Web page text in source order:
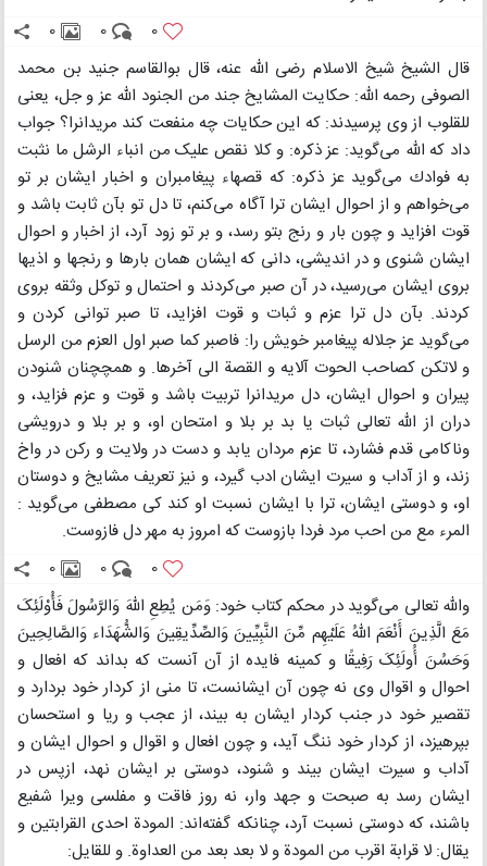
0
0
0
قال الشیخ شیخ الاسلام رضی اللّه عنه، قال بوالقاسم جنید بن محمد
الصوفی رحمه اللّه: حکایت المشایخ جند من الجنود اللّه عز و جل، یعنی
للقلوب از وی پرسیدند: که این حکایات چه منفعت کند مریدانرا؟ جواب
داد که اللّه می‌گوید: عز ذکره: و کلا نقص علیک من انباء الرشل ما نثبت
به فوادﻙ می‌گوید عز ذکره: که قصهاء پیغامبران و اخبار ایشان بر تو
می‌خواهم و از احوال ایشان ترا آگاه می‌کنم، تا دل تو بآن ثابت باشد و
قوت افزاید و چون بار و رنج بتو رسد، و بر تو زود آرد، از اخبار و احوال
ایشان شنوی و در اندیشی، دانی که ایشان همان بارها و رنجها و اذیها
بروی ایشان می‌رسید، در آن صبر می‌کردند و احتمال و توکل وثقه بروی
کردند. بآن دل ترا عزم و ثبات و قوت افزاید، تا صبر توانی کردن و
می‌گوید عز جلاله پیغامبر خویش را: فاصبر کما صبر اول العزم من الرسل
و لاتکن کصاحب الحوت آلایه و القصة الی آخرها. و همچچنان شنودن
پیران و احوال ایشان، دل مریدانرا تربیت باشد و قوت و عزم فزاید، و
دران از اللّه تعالی ثبات یا بد بر بلا و امتحان او، و بر بلا و درویشی
وناکامی قدم فشارد، تا عزم مردان یابد و دست در ولایت و رکن در واخ
زند، و از آداب و سیرت ایشان ادب گیرد، و نیز تعریف مشایخ و دوستان
او، و دوستی ایشان، ترا با ایشان نسبت او کند کی مصطفی می‌گوید :
المرء مع من احب مرد فردا بازوست که امروز به مهر دل فازوست.
0
0
0
واللّه تعالی می‌گوید در محکم کتاب خود: وَمَن یُطِعِ اللّهَ وَالرَّسُولَ فَأُوْلَئِکَ
مَعَ الَّذِینَ أَنْعَمَ اللّهُ عَلَیْهِم مِّنَ النَّبِیِّینَ وَالصِّدِّیقِینَ وَالشُّهَدَاء وَالصَّالِحِینَ
وَحَسُنَ أُولَئِکَ رَفِیقًا و کمینه فایده از آن آنست که بداند که افعال و
احوال و اقوال وی نه چون آن ایشانست، تا منی از کردار خود بردارد و
تقصیر خود در جنب کردار ایشان به بیند، از عجب و ریا و استحسان
بپرهیزد، از کردار خود ننگ آید، و چون افعال و اقوال و احوال ایشان و
آداب و سیرت ایشان بیند و شنود، دوستی بر ایشان نهد، ازپس در
ایشان رسد به صبحت و جهد وار، نه روز فاقت و مفلسی ویرا شفیع
باشند، که دوستی نسبت آرد، چنانکه گفته‌اند: المودة احدی القرابتین و
یقال: لا قرابة اقرب من المودة و لا بعد بعد من العداوة. و للقایل: